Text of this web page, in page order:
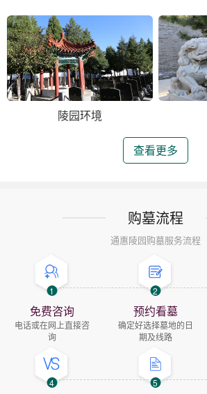
陵园环境
查看更多
购墓流程
通惠陵园购墓服务流程
1
免费咨询
电话或在网上直接咨
询
2
预约看墓
确定好选择墓地的日
期及线路
4 5